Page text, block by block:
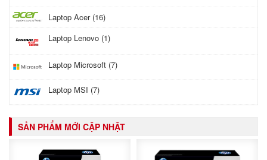
Laptop Acer (16)
Laptop Lenovo (1)
Laptop Microsoft (7)
Laptop MSI (7)
SẢN PHẨM MỚI CẬP NHẬT